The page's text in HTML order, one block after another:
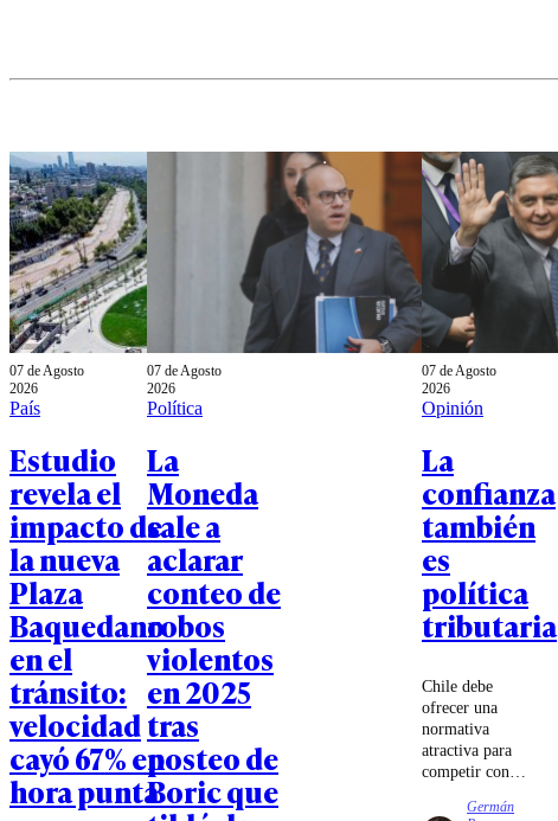
07 de Agosto
2026
País
Estudio
revela el
impacto de
la nueva
Plaza
Baquedano
en el
tránsito:
velocidad
cayó 67% en
hora punta
07 de Agosto
2026
Política
La
Moneda
sale a
aclarar
conteo de
robos
violentos
en 2025
tras
posteo de
Boric que
07 de Agosto
2026
Opinión
La
confianza
también
es
política
tributaria
Chile debe
ofrecer una
normativa
atractiva para
competir con
de estabilidad e
Germán